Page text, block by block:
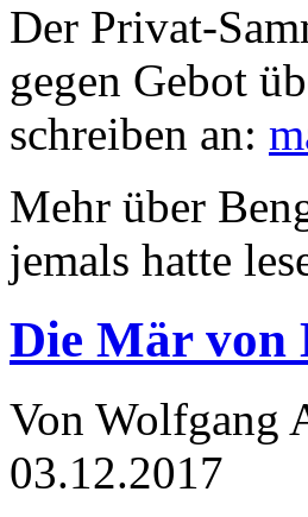
Der Privat-
gegen Gebot
schreiben an:
Mehr über
jemals hatte
Die Mär von
Von Wolfgang
03.12.2017